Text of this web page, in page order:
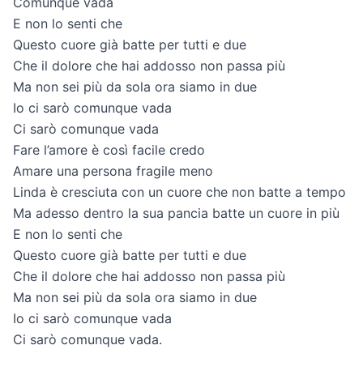
E non lo senti che
Questo cuore già batte per tutti e due
Che il dolore che hai addosso non passa più
Ma non sei più da sola ora siamo in due
Io ci sarò comunque vada
Ci sarò comunque vada
Fare l’amore è così facile credo
Amare una persona fragile meno
Linda è cresciuta con un cuore che non batte a tempo
Ma adesso dentro la sua pancia batte un cuore in più
E non lo senti che
Questo cuore già batte per tutti e due
Che il dolore che hai addosso non passa più
Ma non sei più da sola ora siamo in due
Io ci sarò comunque vada
Ci sarò comunque vada.